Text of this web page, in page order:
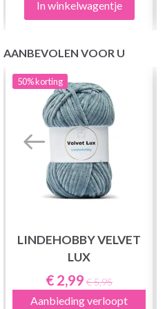
In winkelwagentje
AANBEVOLEN VOOR U
50%korting
LINDEHOBBY VELVET
LUX
€ 2,99 € 5,95
Aanbieding verloopt